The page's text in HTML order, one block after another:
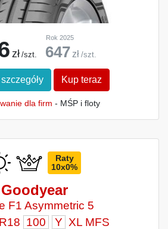
zł /szt.
Rok 2025
647 zł /szt.
Kup teraz
dla firm - MŚP i floty
Raty
10x0%
Goodyear
F1 Asymmetric 5
100 Y XL MFS